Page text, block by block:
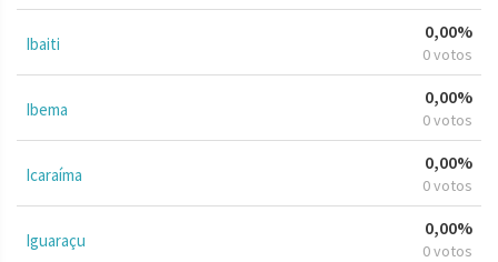
Ibaiti
0,00%
0 votos
Ibema
0,00%
0 votos
Icaraíma
0,00%
0 votos
Iguaraçu
0,00%
0 votos